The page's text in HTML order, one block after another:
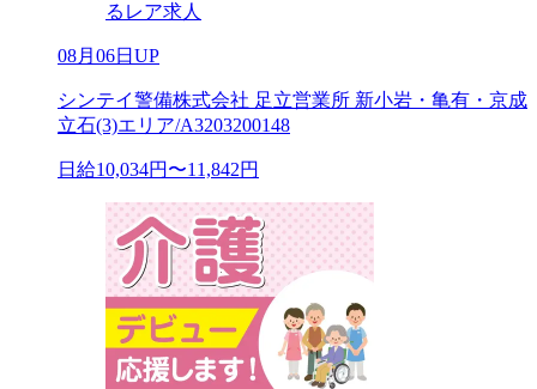
るレア求人
08月06日UP
シンテイ警備株式会社 足立営業所 新小岩・亀有・京成
立石(3)エリア/A3203200148
日給10,034円〜11,842円